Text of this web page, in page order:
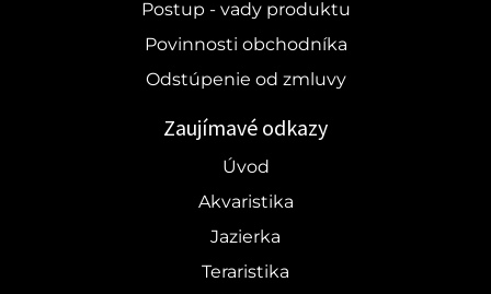
Postup - vady produktu
Povinnosti obchodníka
Odstúpenie od zmluvy
Zaujímavé odkazy
Úvod
Akvaristika
Jazierka
Teraristika